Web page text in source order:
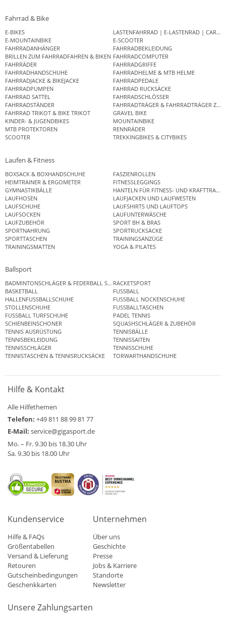
Fahrrad & Bike
E-BIKES
LASTENFAHRRAD | E-LASTENRAD |
E-MOUNTAINBIKE
E-SCOOTER
FAHRRADANHÄNGER
FAHRRADBEKLEIDUNG
BRILLEN ZUM FAHRRADFAHREN & BIKEN FAHRRADCOMPUTER
FAHRRÄDER
FAHRRADGRIFFE
FAHRRADHANDSCHUHE
FAHRRADHELME & MTB HELME
FAHRRADJACKE & BIKEJACKE
FAHRRADPEDALE
FAHRRADPUMPEN
FAHRRAD RUCKSÄCKE
FAHRRAD SATTEL
FAHRRADSCHLÖSSER
FAHRRADSTÄNDER
FAHRRADTRÄGER & FAHRRADTRÄGER
FAHRRAD TRIKOT & BIKE TRIKOT
GRAVEL BIKE
KINDER- & JUGENDBIKES
MOUNTAINBIKE
MTB PROTEKTOREN
RENNRÄDER
SCOOTER
TREKKINGBIKES & CITYBIKES
Laufen & Fitness
BOXSACK & BOXHANDSCHUHE
FASZIENROLLEN
HEIMTRAINER & ERGOMETER
FITNESSLEGGINGS
GYMNASTIKBÄLLE
HANTELN FÜR FITNESS- UND
LAUFHOSEN
LAUFJACKEN UND LAUFWESTEN
LAUFSCHUHE
LAUFSHIRTS UND LAUFTOPS
LAUFSOCKEN
LAUFUNTERWÄSCHE
LAUFZUBEHÖR
SPORT BH & BRAS
SPORTNAHRUNG
SPORTRUCKSÄCKE
SPORTTASCHEN
TRAININGSANZÜGE
TRAININGSMATTEN
YOGA & PILATES
Ballsport
BADMINTONSCHLÄGER & FEDERBALL SETSRACKETSPORT
BASKETBALL
FUSSBALL
HALLENFUSSBALLSCHUHE
FUSSBALL NOCKENSCHUHE
STOLLENSCHUHE
FUSSBALLTASCHEN
FUSSBALL TURFSCHUHE
PADEL TENNIS
SCHIENBEINSCHONER
SQUASHSCHLÄGER & ZUBEHÖR
TENNIS AUSRÜSTUNG
TENNISBÄLLE
TENNISBEKLEIDUNG
TENNISSAITEN
TENNISSCHLÄGER
TENNISSCHUHE
TENNISTASCHEN & TENNISRUCKSÄCKE
TORWARTHANDSCHUHE
Hilfe & Kontakt
Alle Hilfethemen
Telefon: +49 811 88 99 81 77
E-Mail: service@gigasport.de
Mo. – Fr. 9.30 bis 18.30 Uhr
Sa. 9.30 bis 18.00 Uhr
Kundenservice
Hilfe & FAQs
Größentabellen
Versand & Lieferung
Retouren
Gutscheinbedingungen
Geschenkkarten
Unternehmen
Über uns
Geschichte
Presse
Jobs & Karriere
Standorte
Newsletter
Unsere Zahlungsarten